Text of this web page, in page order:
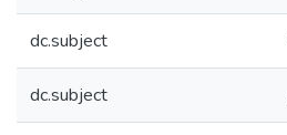
dc.subject
dc.subject